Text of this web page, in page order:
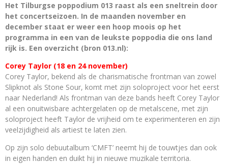
Het Tilburgse poppodium 013 raast als een sneltrein door
het concertseizoen. In de maanden november en
december staat er weer een hoop moois op het
programma in een van de leukste poppodia die ons land
rijk is. Een overzicht (bron 013.nl):
Corey Taylor (18 en 24 november)
Corey Taylor, bekend als de charismatische frontman van zowel
Slipknot als Stone Sour, komt met zijn soloproject voor het eerst
naar Nederland! Als frontman van deze bands heeft Corey Taylor
al een onuitwisbare achtergelaten op de metalscene, met zijn
soloproject heeft Taylor de vrijheid om te experimenteren en zijn
veelzijdigheid als artiest te laten zien.
Op zijn solo debuutalbum ‘CMFT’ neemt hij de touwtjes dan ook
in eigen handen en duikt hij in nieuwe muzikale territoria.